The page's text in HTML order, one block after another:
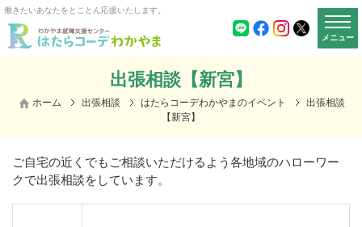
働きたいあなたをとことん応援いたします。
メニュー
出張相談【新宮】
ホーム 出張相談 はたらコーデわかやまのイベント
出張相談
【新宮】
ご自宅の近くでもご相談いただけるよう各地域のハローワー
クで出張相談をしています。